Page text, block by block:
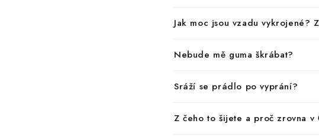
Jak moc jsou vzadu vykrojené?
Nebude mě guma škrábat?
Sráží se prádlo po vyprání?
Z čeho to šijete a proč zrovna